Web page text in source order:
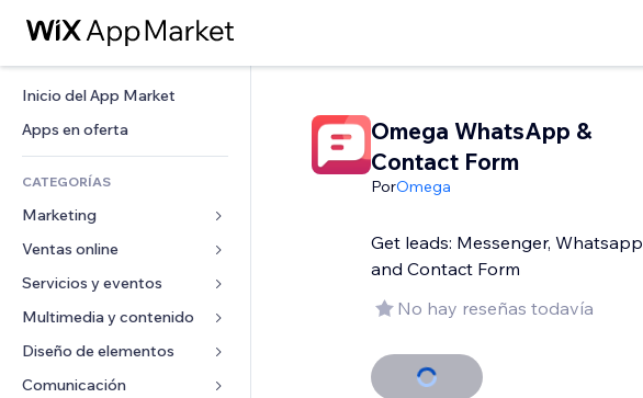
Inicio del App Market
Apps en oferta
CATEGORÍAS
Marketing
Anuncios
Móvil
Analíticas
Ventas online
Apps para tiendas
Envíos y entregas
Botones de venta
Servicios y eventos
Hoteles
Eventos
Restaurantes
Multimedia y contenido
Galerías
Música
Diseño de elementos
Mapas y navegación
Omega WhatsApp &
Contact Form
PorOmega
Get leads: Messenger, Whatsapp
and Contact Form
No hay reseñas todavía